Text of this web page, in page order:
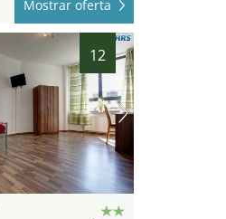
Mostrar oferta
12